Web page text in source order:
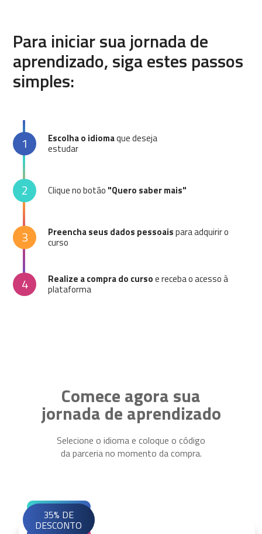
Para iniciar sua jornada de
aprendizado, siga estes passos
simples:
1 Escolha o idiomaque deseja
estudar
2 Clique no botão "Quero saber mais"
3 Preencha seus dados pessoaispara adquirir o
curso
4 Realize a compra do cursoe receba o acesso à
plataforma
Comece agora sua
jornada de aprendizado
Selecione o idioma e coloque o código
da parceria no momento da compra.
35% DE
DESCONTO